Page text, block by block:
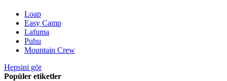
Loap
Easy Camp
Lafuma
Puhu
Mountain Crew
Hepsini gör
Popüler etiketler